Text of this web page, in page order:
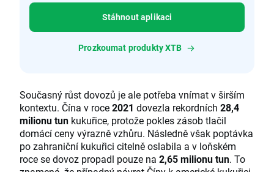
Stáhnout aplikaci
Prozkoumat produkty XTB
Současný růst dovozů je ale potřeba vnímat v širším
kontextu. Čína v roce2021 dovezla rekordních 28,4
milionu tun kukuřice, protože pokles zásob tlačil
domácí ceny výrazně vzhůru. Následně však poptávka
po zahraniční kukuřici citelně oslabila a v loňském
roce se dovoz propadl pouze na 2,65 milionu tun. To